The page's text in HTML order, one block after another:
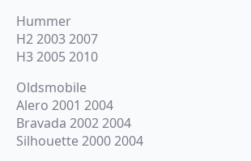
Hummer
H2 2003 2007
H3 2005 2010
Oldsmobile
Alero 2001 2004
Bravada 2002 2004
Silhouette 2000 2004